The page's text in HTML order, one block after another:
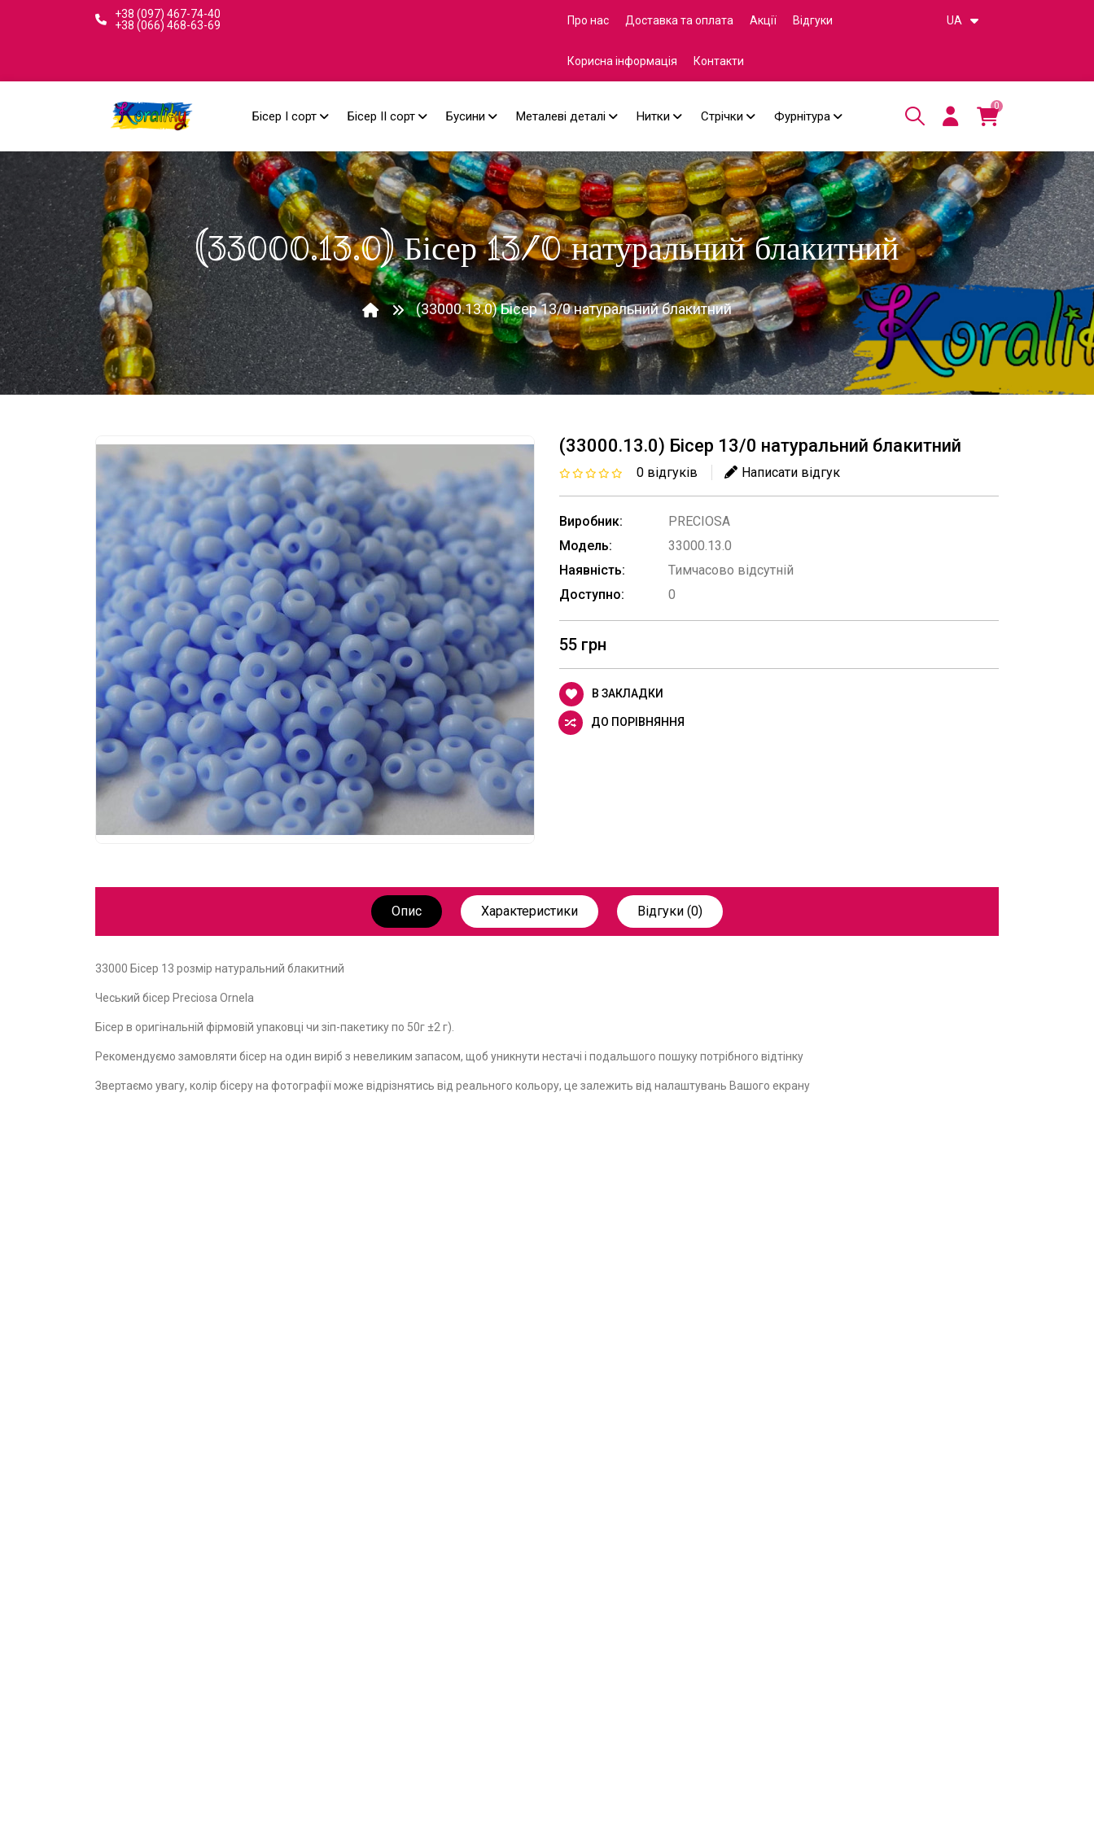
+38 (097) 467-74-40
+38 (066) 468-63-69
Про нас Доставка та оплата Акції Відгуки
Корисна інформація Контакти
UA
Бісер I сорт Бісер II сорт Бусини Металеві деталі Нитки Стрічки Фурнітура
0
(33000.13.0) Бісер 13/0 натуральний блакитний
(33000.13.0) Бісер 13/0 натуральний блакитний
(33000.13.0) Бісер 13/0 натуральний блакитний
0 відгуків Написати відгук
Виробник:
PRECIOSA
Модель:
33000.13.0
Наявність:
Тимчасово відсутній
Доступно:
0
55 грн
В ЗАКЛАДКИ
ДО ПОРІВНЯННЯ
Опис Характеристики Відгуки (0)
33000 Бісер 13 розмір натуральний блакитний
Чеський бісер Preciosa Ornela
Бісер в оригінальній фірмовій упаковці чи зіп-пакетику по 50г ±2 г).
Рекомендуємо замовляти бісер на один виріб з невеликим запасом, щоб уникнути нестачі і подальшого пошуку потрібного відтінку
Звертаємо увагу, колір бісеру на фотографії може відрізнятись від реального кольору, це залежить від налаштувань Вашого екрану